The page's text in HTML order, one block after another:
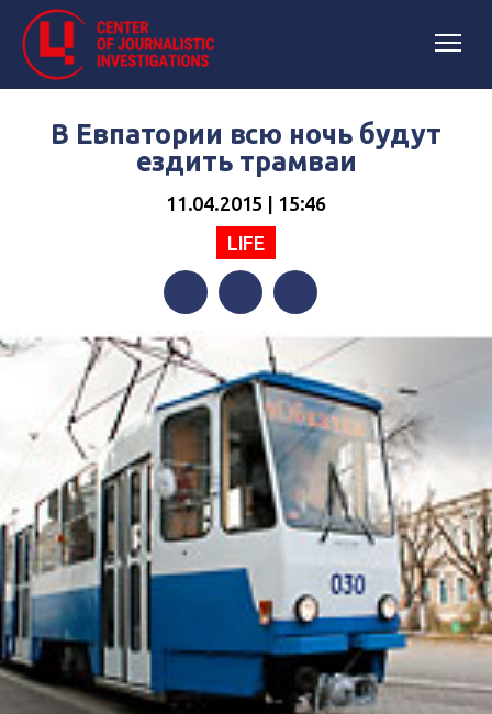
В Евпатории всю ночь будут
ездить трамваи
11.04.2015 | 15:46
LIFE
FacebookTwitter Telegram